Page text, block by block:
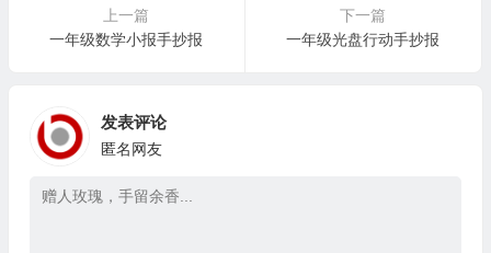
上一篇
一年级数学小报手抄报
下一篇
一年级光盘行动手抄报
发表评论
匿名网友